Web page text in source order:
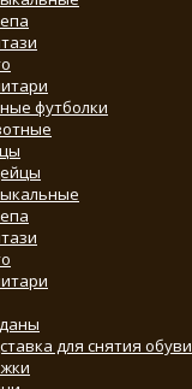
футболки
для снятия обуви